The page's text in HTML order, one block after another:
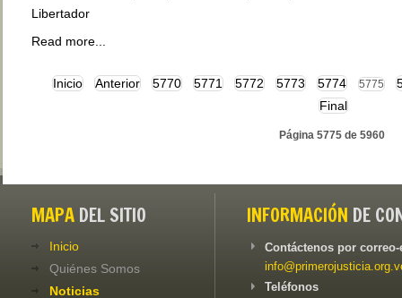
Libertador
Read more...
Inicio Anterior 5770 5771 5772 5773 5774 5775
Final
Página 5775 de 5960
MAPA DEL SITIO
Inicio
Quiénes Somos
Noticias
INFORMACIÓN DE
Contáctenos por
Teléfonos